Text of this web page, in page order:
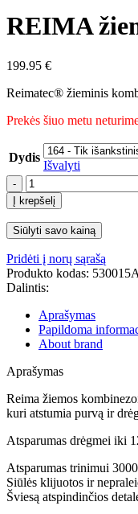
REIMA
199.95 €
Reimatec® žieminis
Prekės šiuo metu
Dydis
Išvalyti
produkto
kiekis:
REIMA
žiemos
kombinezonas
Utsjoki.
Į krepšelį
Siūlyti savo kainą
Pridėti į norų sąrašą
Produkto kodas:
Dalintis:
Aprašymas
Papildoma
About brand
Aprašymas
Reima žiemos
kuri atstumia purvą ir
Atsparumas drėgmei iki
Atsparumas trinimui
Siūlės klijuotos ir
Šviesą atspindinčios